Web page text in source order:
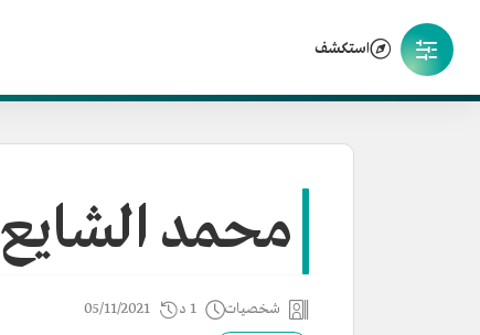
استكشف
محمد الشايع
شخصيات 1 د 05/11/2021